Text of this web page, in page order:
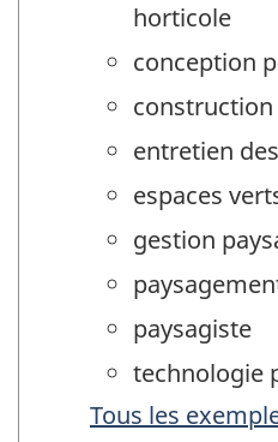
horticole
conception
entretien
espaces
gestion
paysagiste
technologie
Tous les